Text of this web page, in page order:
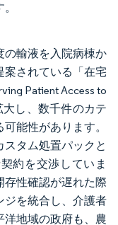
の輸液を入院病棟か
案されている「在宅
Patient Access to
大し、数千件のカテ
能性があります。
タム処置パックと
約を交渉していま
存性確認が遅れた際
ジを統合し、介護者
地域の政府も、農